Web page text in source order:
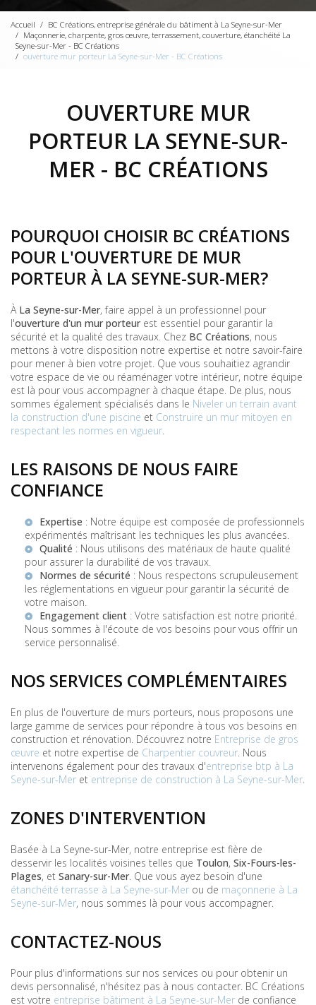
Accueil
BC Créations, entreprise générale du bâtiment à La Seyne-sur-Mer
Maçonnerie, charpente, gros œuvre, terrassement, couverture, étanchéité La
Seyne-sur-Mer - BC Créations
ouverture mur porteur La Seyne-sur-Mer - BC Créations
OUVERTURE MUR
PORTEUR LA SEYNE-SUR-
MER - BC CRÉATIONS
POURQUOI CHOISIR BC CRÉATIONS
POUR L'OUVERTURE DE MUR
PORTEUR À LA SEYNE-SUR-MER?
À La Seyne-sur-Mer, faire appel à un professionnel pour
l'ouverture d'un mur porteurest essentiel pour garantir la
sécurité et la qualité des travaux. Chez BC Créations, nous
mettons à votre disposition notre expertise et notre savoir-faire
pour mener à bien votre projet. Que vous souhaitiez agrandir
votre espace de vie ou réaménager votre intérieur, notre équipe
est là pour vous accompagner à chaque étape. De plus, nous
sommes également spécialisés dans le Niveler un terrain avant
la construction d'une piscine et Construire un mur mitoyen en
respectant les normes en vigueur.
LES RAISONS DE NOUS FAIRE
CONFIANCE
Expertise : Notre équipe est composée de professionnels
expérimentés maîtrisant les techniques les plus avancées.
Qualité : Nous utilisons des matériaux de haute qualité
pour assurer la durabilité de vos travaux.
Normes de sécurité : Nous respectons scrupuleusement
les réglementations en vigueur pour garantir la sécurité de
votre maison.
Engagement client : Votre satisfaction est notre priorité.
Nous sommes à l'écoute de vos besoins pour vous offrir un
service personnalisé.
NOS SERVICES COMPLÉMENTAIRES
En plus de l'ouverture de murs porteurs, nous proposons une
large gamme de services pour répondre à tous vos besoins en
construction et rénovation. Découvrez notre Entreprise de gros
œuvre et notre expertise de Charpentier couvreur. Nous
intervenons également pour des travaux d'entreprise btp à La
Seyne-sur-Mer et entreprise de construction à La Seyne-sur-Mer.
ZONES D'INTERVENTION
Basée à La Seyne-sur-Mer, notre entreprise est fière de
desservir les localités voisines telles que Toulon, Six-Fours-les-
Plages, et Sanary-sur-Mer. Que vous ayez besoin d'une
étanchéité terrasse à La Seyne-sur-Mer ou de maçonnerie à La
Seyne-sur-Mer, nous sommes là pour vous accompagner.
CONTACTEZ-NOUS
Pour plus d'informations sur nos services ou pour obtenir un
devis personnalisé, n'hésitez pas à nous contacter. BC Créations
est votre entreprise bâtiment à La Seyne-sur-Mer de confiance